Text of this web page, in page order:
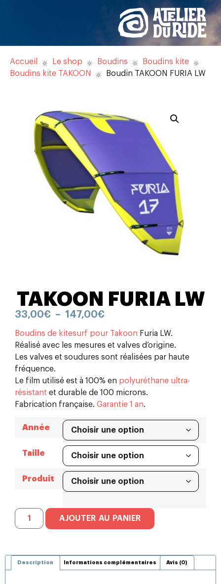
Accueil Le shop Boudins
Boudins kite
Boudins kite TAKOON
Boudin TAKOON FURIA LW
TAKOON FURIA LW
33,00€ – 147,00€
Boudins de kitesurf pour Takoon Furia LW.
Réalisé avec les mesures et valves d’origine.
Les valves et soudures sont réalisées par haute
fréquence.
Le film utilisé est à 100% en polyuréthane ultra-
résistant et durable de 100 microns.
Fabrication française. Garantie 1 an.
Année
Taille
Produit
AJOUTER AU PANIER
Description Informations complémentaires Avis (0)